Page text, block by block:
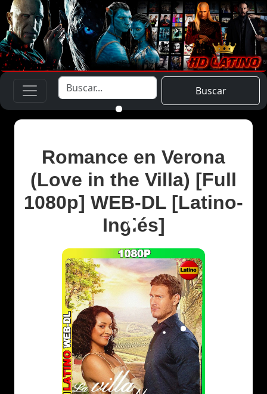
Buscar
Romance en Verona
(Love in the Villa) [Full
1080p] WEB-DL [Latino-
Inglés]